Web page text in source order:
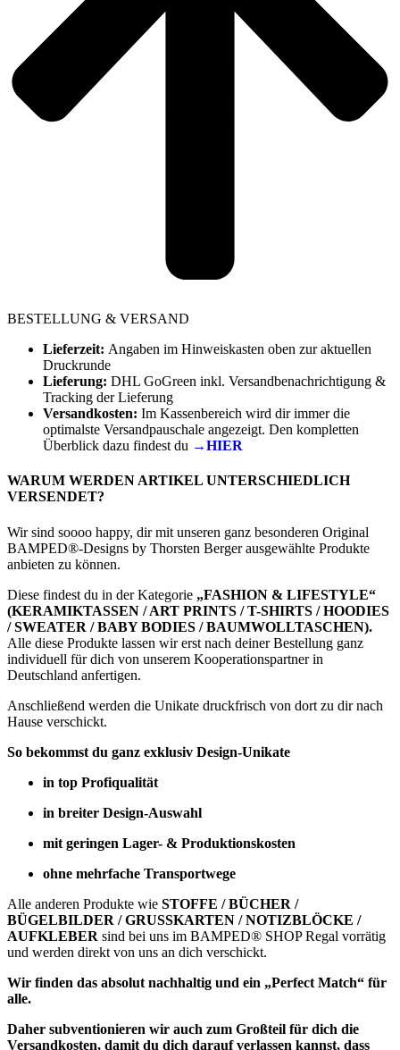
BESTELLUNG & VERSAND
Lieferzeit: Angaben im Hinweiskasten oben zur aktuellen
Druckrunde
Lieferung: DHL GoGreen inkl. Versandbenachrichtigung &
Tracking der Lieferung
Versandkosten: Im Kassenbereich wird dir immer die
optimalste Versandpauschale angezeigt. Den kompletten
Überblick dazu findest du →HIER
WARUM WERDEN ARTIKEL UNTERSCHIEDLICH
VERSENDET?
Wir sind soooo happy, dir mit unseren ganz besonderen Original
BAMPED®-Designs by Thorsten Berger ausgewählte Produkte
anbieten zu können.
Diese findest du in der Kategorie „FASHION & LIFESTYLE“
(KERAMIKTASSEN / ART PRINTS / T-SHIRTS / HOODIES
/ SWEATER / BABY BODIES / BAUMWOLLTASCHEN).
Alle diese Produkte lassen wir erst nach deiner Bestellung ganz
individuell für dich von unserem Kooperationspartner in
Deutschland anfertigen.
Anschließend werden die Unikate druckfrisch von dort zu dir nach
Hause verschickt.
So bekommst du ganz exklusiv Design-Unikate
in top Profiqualität
in breiter Design-Auswahl
mit geringen Lager- & Produktionskosten
ohne mehrfache Transportwege
Alle anderen Produkte wie STOFFE / BÜCHER /
BÜGELBILDER / GRUSSKARTEN / NOTIZBLÖCKE /
AUFKLEBER sind bei uns im BAMPED® SHOP Regal vorrätig
und werden direkt von uns an dich verschickt.
Wir finden das absolut nachhaltig und ein „Perfect Match“ für
alle.
Daher subventionieren wir auch zum Großteil für dich die
Versandkosten, damit du dich darauf verlassen kannst, dass